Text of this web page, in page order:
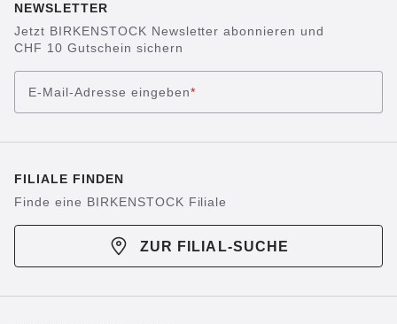
NEWSLETTER
Jetzt BIRKENSTOCK Newsletter abonnieren und
CHF 10 Gutschein sichern
E-Mail-Adresse eingeben*
FILIALE FINDEN
Finde eine BIRKENSTOCK Filiale
ZUR FILIAL-SUCHE